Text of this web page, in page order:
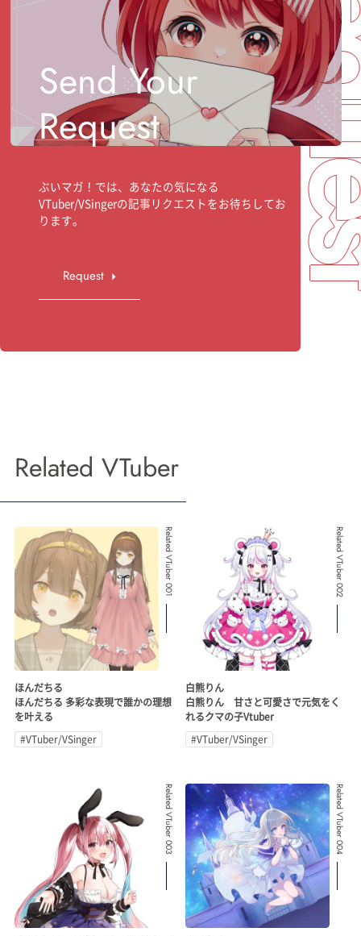
Send Your
Request
ぶいマガ！では、あなたの気になる
VTuber/VSingerの記事リクエストをお待ちしてお
ります。
Request
Related VTuber
Related VTuber 001
ほんだちる
ほんだちる 多彩な表現で誰かの理想
を叶える
#VTuber/VSinger
Related VTuber 002
白熊りん
白熊りん 甘さと可愛さで元気をく
れるクマの子Vtuber
#VTuber/VSinger
Related VTuber 003 Related VTuber 004